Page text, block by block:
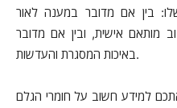
בין אם מדובר במענה לאור
מותאם אישית, ובין אם מדובר
באיכות המסגרת והעדשות.
למידע חשוב על חומרי הגלם